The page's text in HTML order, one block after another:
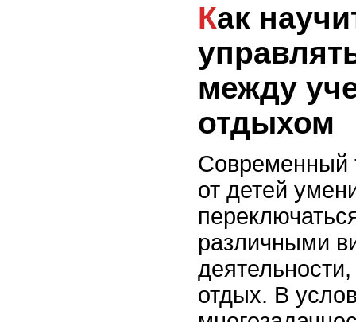
Как научить ребенка
между
отдыхом
Современный
от детей
различными
отдых. В